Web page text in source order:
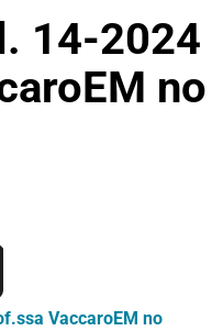
14-2024
no
VaccaroEM no